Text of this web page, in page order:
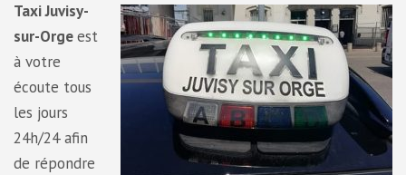
Taxi Juvisy-
sur-Orgeest
à votre
écoute tous
les jours
24h/24 afin
de répondre